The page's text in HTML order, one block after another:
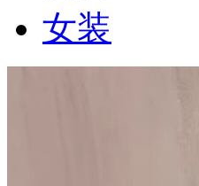
女装